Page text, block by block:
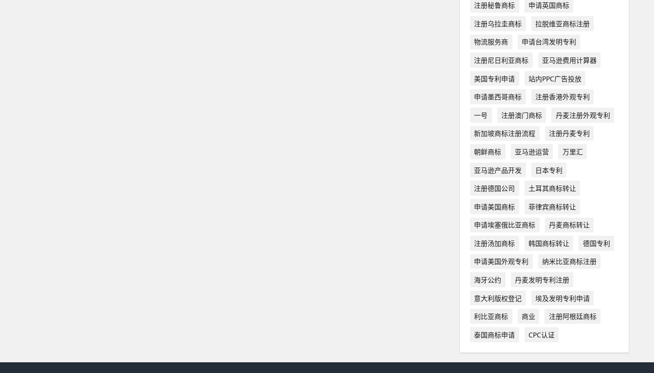
注册秘鲁商标
申请英国商标
注册乌拉圭商标
拉脱维亚商标注册
物流服务商
申请台湾发明专利
注册尼日利亚商标
亚马逊费用计算器
美国专利申请
站内PPC广告投放
申请墨西哥商标
注册香港外观专利
一号
注册澳门商标
丹麦注册外观专利
新加坡商标注册流程
注册丹麦专利
朝鲜商标
亚马逊运营
万里汇
亚马逊产品开发
日本专利
注册德国公司
土耳其商标转让
申请美国商标
菲律宾商标转让
申请埃塞俄比亚商标
丹麦商标转让
注册汤加商标
韩国商标转让
德国专利
申请美国外观专利
纳米比亚商标注册
海牙公约
丹麦发明专利注册
意大利版权登记
埃及发明专利申请
利比亚商标
商业
注册阿根廷商标
泰国商标申请
CPC认证